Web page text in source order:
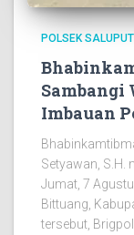
POLSEK
Sambangi
Imbauan
Setyawan, S.H.
Jumat, 7
Bittuang,
tersebut,